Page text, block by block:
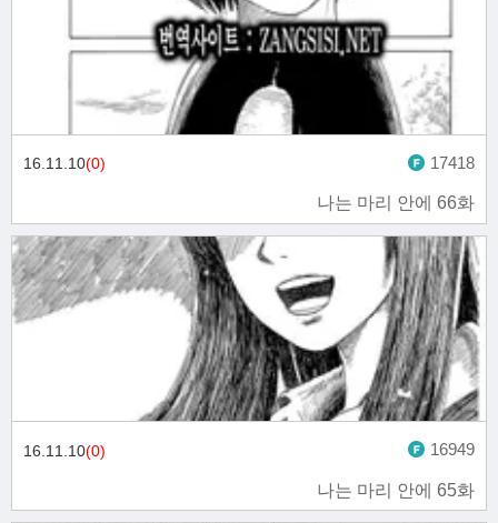
나는 마리 안에 66화
16.11.10(0) 17418
나는 마리 안에 65화
16.11.10(0) 16949